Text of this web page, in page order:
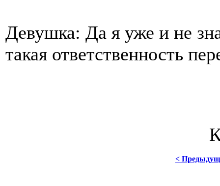
Девушка: Да я уже и не
такая ответственность
<